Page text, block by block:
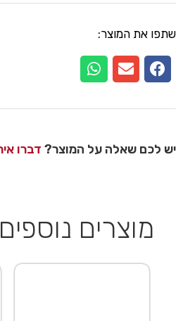
שתפו את המוצר:
יש לכם שאלה על המוצר? דברו
מוצרים נוספים